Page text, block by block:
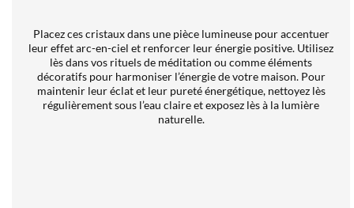
Placez ces cristaux dans une pièce lumineuse pour accentuer
leur effet arc-en-ciel et renforcer leur énergie positive. Utilisez
lès dans vos rituels de méditation ou comme éléments
décoratifs pour harmoniser l’énergie de votre maison. Pour
maintenir leur éclat et leur pureté énergétique, nettoyez lès
régulièrement sous l’eau claire et exposez lès à la lumière
naturelle.